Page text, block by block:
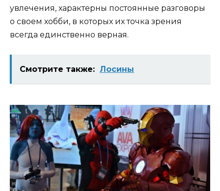
увлечения, характерны постоянные разговоры
о своем хобби, в которых их точка зрения
всегда единственно верная.
Смотрите также: Лосины